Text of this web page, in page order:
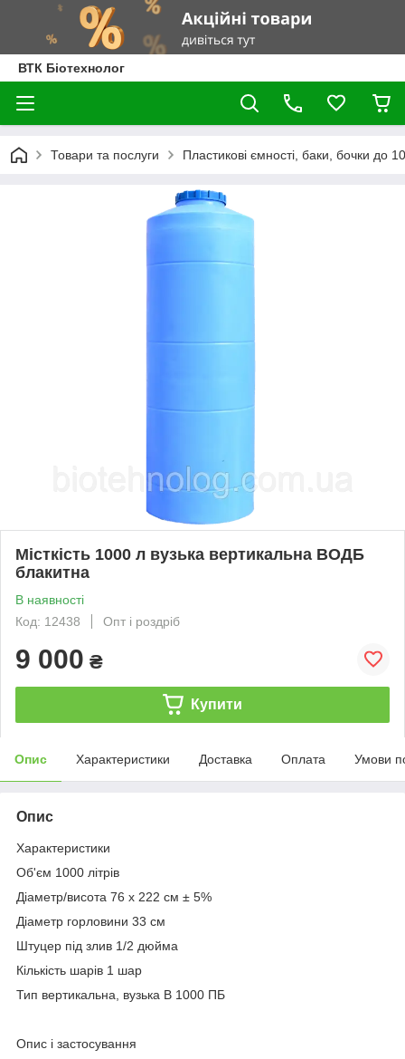
ВТК Біотехнолог
Товари та послуги Пластикові ємності, баки, бочки до
Місткість 1000 л вузька вертикальна ВОДБ
блакитна
В наявності
Код: 12438
Опт і роздріб
9 000 ₴
Купити
Опис Характеристики Доставка Оплата Умови
Опис
Характеристики
Об'єм 1000 літрів
Діаметр/висота 76 x 222 см ± 5%
Діаметр горловини 33 см
Штуцер під злив 1/2 дюйма
Кількість шарів 1 шар
Тип вертикальна, вузька В 1000 ПБ
Опис і застосування